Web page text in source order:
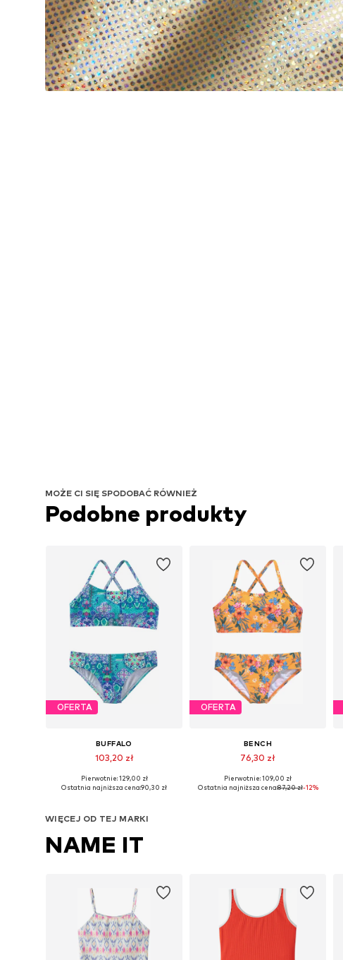
MOŻE CI SIĘ SPODOBAĆ RÓWNIEŻ
Podobne produkty
OFERTA
BUFFALO
103,20 zł
Pierwotnie: 129,00 zł
Ostatnia najniższa cena:90,30 zł
OFERTA
BENCH
76,30 zł
Dostępne w różnych rozmiarach
Pierwotnie: 109,00 zł
Ostatnia najniższa cena:87,20 zł-12%
WIĘCEJ OD TEJ MARKI
NAME IT